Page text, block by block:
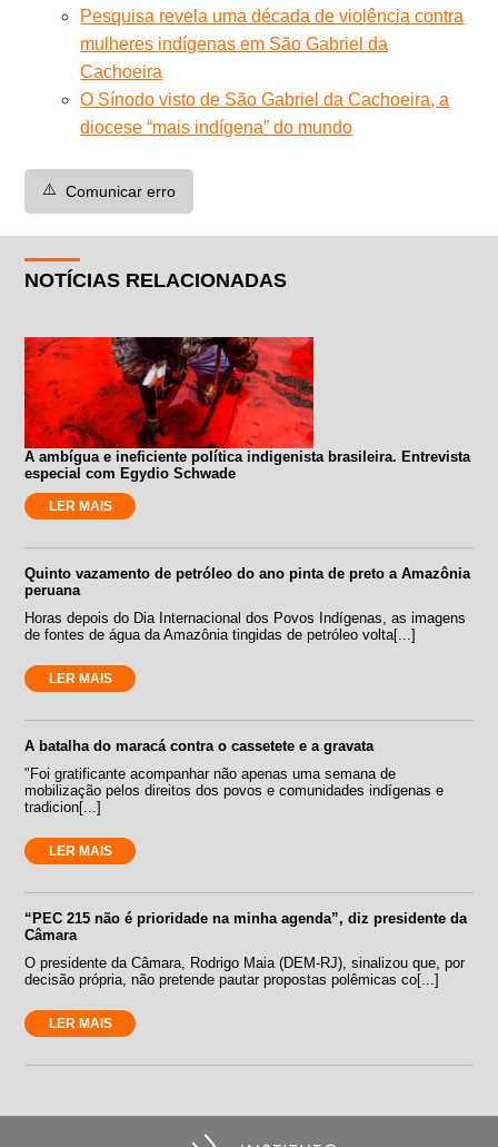
Pesquisa revela uma década de violência contra
mulheres indígenas em São Gabriel da
Cachoeira
O Sínodo visto de São Gabriel da Cachoeira, a
diocese “mais indígena” do mundo
⚠️ Comunicar erro
NOTÍCIAS RELACIONADAS
A ambígua e ineficiente política indigenista brasileira. Entrevista
especial com Egydio Schwade
LER MAIS
Quinto vazamento de petróleo do ano pinta de preto a Amazônia
peruana
Horas depois do Dia Internacional dos Povos Indígenas, as imagens
de fontes de água da Amazônia tingidas de petróleo volta[...]
LER MAIS
A batalha do maracá contra o cassetete e a gravata
"Foi gratificante acompanhar não apenas uma semana de
mobilização pelos direitos dos povos e comunidades indígenas e
tradicion[...]
LER MAIS
“PEC 215 não é prioridade na minha agenda”, diz presidente da
Câmara
O presidente da Câmara, Rodrigo Maia (DEM-RJ), sinalizou que, por
decisão própria, não pretende pautar propostas polêmicas co[...]
LER MAIS